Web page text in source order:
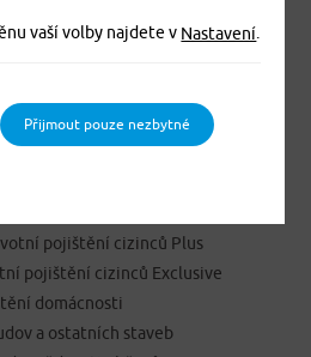
pojištění
pojištění MEDVÍDEK
pojištění cizinců Plus
pojištění cizinců Exclusive
domácnosti
a ostatních staveb
vaší volby najdete v Nastavení
Přijmout pouze nezbytné